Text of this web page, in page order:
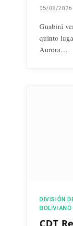
05/08/2026
Guabirá
quinto
Aurora…
DIVISIÓN
BOLIVIANO
CDT